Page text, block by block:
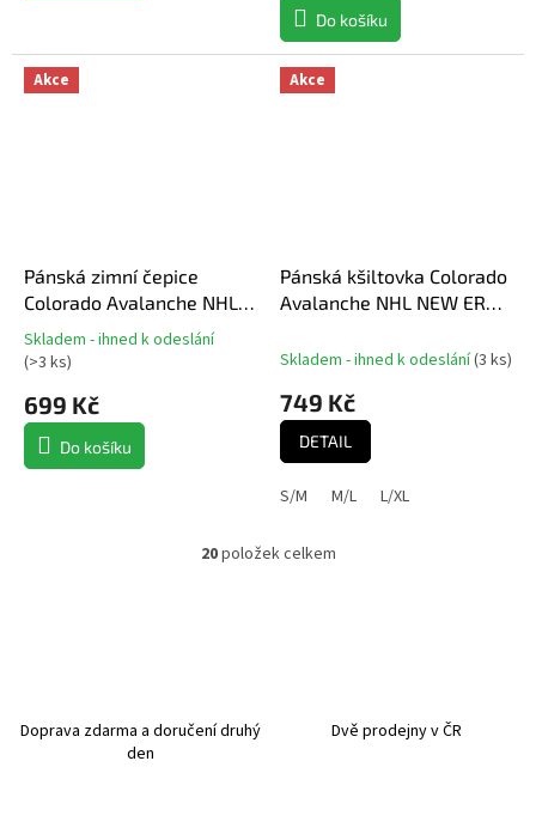
hvězdiček.
Do košíku
Akce
Pánská zimní čepice
Colorado Avalanche NHL
Thrive Cuffed Pom Beanie
Průměrné
hodnocení
produktu
je
5,0
z
Skladem - ihned k odeslání
(>3 ks)
699 Kč
Do košíku
Akce
Pánská kšiltovka Colorado
Avalanche NHL NEW ERA
Skladem - ihned k odeslání(3 ks)
749 Kč
DETAIL
S/M M/L L/XL
O
20položek celkem
Doprava zdarma a doručení druhý
den
Dvě prodejny v ČR